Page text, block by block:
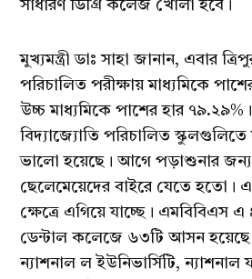
সাধারণ ডিগ্রি কলেজ খোলা হবে।
মুখ্যমন্ত্রী ডাঃ সাহা জানান, এবার
পরিচালিত পরীক্ষায় মাধ্যমিকে
উচ্চ মাধ্যমিকে পাশের হার
বিদ্যাজ্যোতি পরিচালিত
ভালো হয়েছে। আগে পড়াশুনার
ছেলেমেয়েদের বাইরে যেতে হতো।
ক্ষেত্রে এগিয়ে যাচ্ছে। এমবিবিএস
ডেন্টাল কলেজে ৬৩টি আসন হয়েছে।
ন্যাশনাল ল ইউনিভার্সিটি, ন্যাশনাল